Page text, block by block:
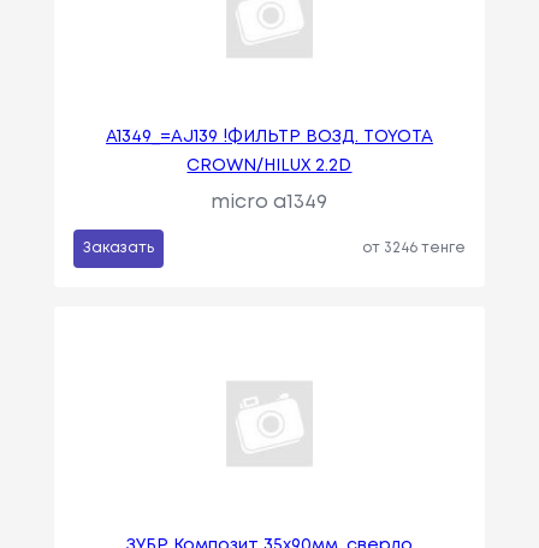
A1349_=AJ139 !ФИЛЬТР ВОЗД. TOYOTA
CROWN/HILUX 2.2D
micro a1349
Заказать от 3246 тенге